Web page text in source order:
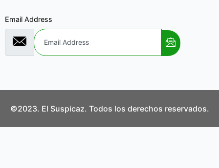
Email Address
©2023. El Suspicaz. Todos los derechos reservados.